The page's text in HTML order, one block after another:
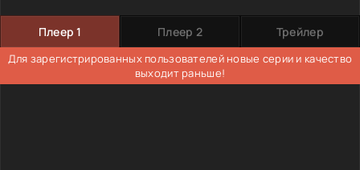
Плеер 1 Плеер 2 Трейлер
Для зарегистрированных пользователей новые серии и качество
выходит раньше!